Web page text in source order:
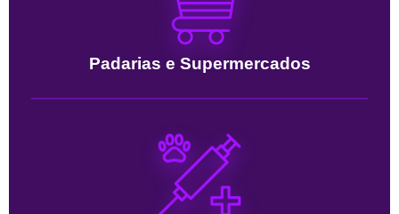
Padarias e Supermercados